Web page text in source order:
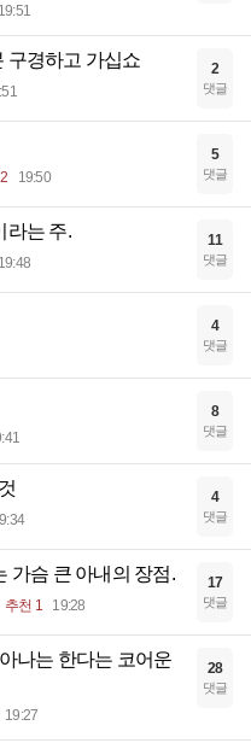
19:51
구경하고 가십쇼 2
댓글
19:50
5
댓글
라는 주.
19:48
11
댓글
4
댓글
8
댓글
4
댓글
가슴 큰 아내의 장점.
추천 1 19:28
17
댓글
나는 한다는 코어운
19:27
28
댓글